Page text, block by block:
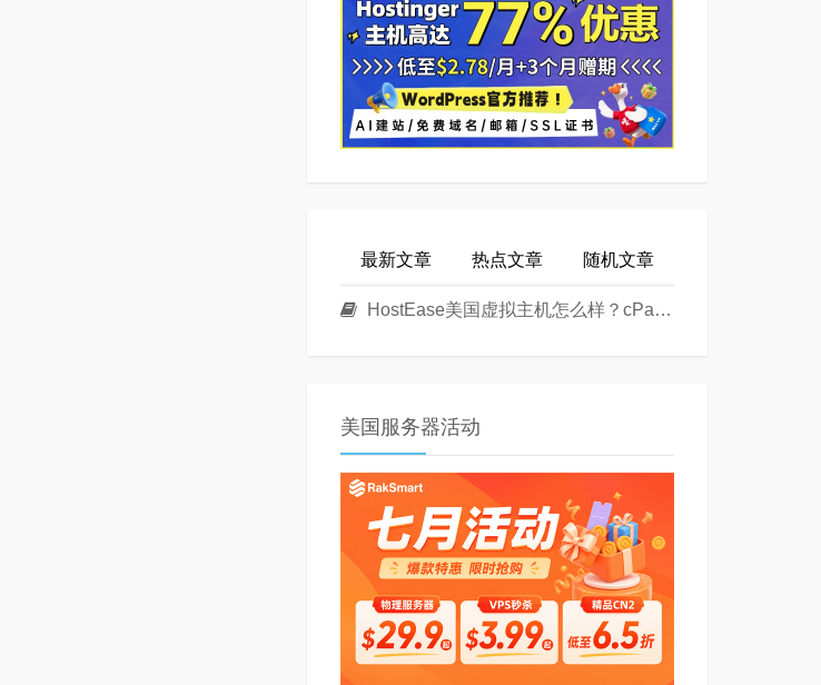
最新文章 热点文章 随机文章
HostEase美国虚拟主机怎么样？cPanel面板美国Linux主机方案介绍
美国服务器活动